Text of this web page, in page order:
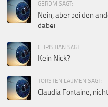
GERDM SAGT:
Nein, aber bei den
dabei
CHRISTIAN SAGT:
Kein Nick?
TORSTEN LAUMEN SAGT:
Claudia Fontaine,